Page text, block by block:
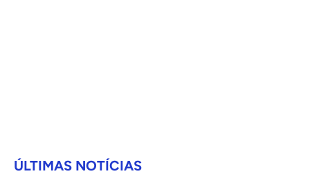
ÚLTIMAS NOTÍCIAS